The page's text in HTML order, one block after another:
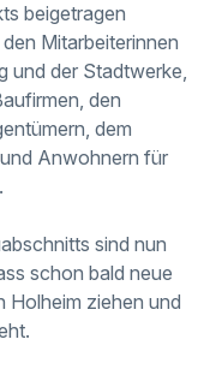
beigetragen
Mitarbeiterinnen
und der Stadtwerke,
den
dem
Anwohnern für
sind nun
schon bald neue
Holheim ziehen und